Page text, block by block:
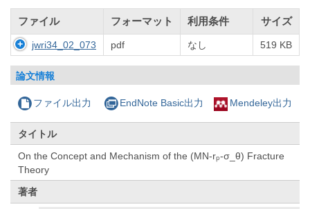
ファイル フォーマット 利用条件 サイズ
jwri34_02_073 pdf なし 519 KB
論文情報
ファイル出力 EndNote Basic出力 Mendeley出力
タイトル
On the Concept and Mechanism of the (MN-rₚ-σ_θ) Fracture
Theory
著者